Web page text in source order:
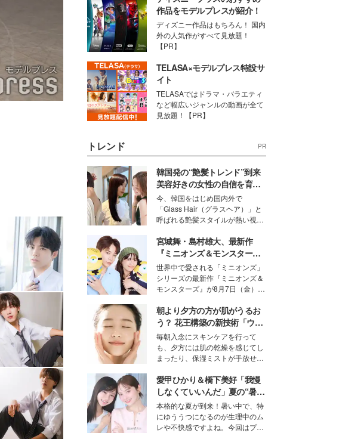
作品をモデルプレスが紹介！
ディズニー作品はもちろん！ 国内
外の人気作がすべて見放題！
【PR】
TELASA×モデルプレス特設サ
イト
TELASAではドラマ・バラエティ
など幅広いジャンルの動画が全て
見放題！【PR】
トレンド PR
韓国発の“艶髪トレンド”到来
美容好きの女性の自信を育む
「ヘアケア事情」って？
今、韓国をはじめ国内外で
「Glass Hair（グラスヘア）」と
呼ばれる艶髪スタイルが熱い視線
ションの完成度を高めるベースと
して、“髪そのものの美しさ”に改
めて注目する人が増えている様
子。今回は、そんな憧れの艶やか
な髪を日常で叶える、美容好きの
女性たちのヘアケア事情を紹介し
ます。
宮城舞・島村雄大、最新作
『ミニオンズ＆モンスター
ズ』の魅力熱弁 ハチャメチャ
だけじゃない“友情と絆”に感
動
世界中で愛される「ミニオンズ」
シリーズの最新作『ミニオンズ＆
モンスターズ』が8月7日（金）に
ニオン好き”という共通点を持つモ
デルの宮城舞と島村雄大の特別対
談をお届け！それぞれの視点か
ら、今作ならではの魅力や予想外
の感動をもたらす奥深いストーリ
ーについて熱く語り合ってもらっ
た。
朝より夕方の方が肌がうるお
う？ 花王構築の新技術「ウォ
ーターキャプチャリングスキ
ン（捕水肌）」がスキンケア
の常識を変える予感
毎朝入念にスキンケアを行って
も、夕方には肌の乾燥を感じてし
まったり、保湿ミストが手放せな
な美容の常識を大きく変える可能
性を秘めた、革新的な「Water
Capturing Skin（ウォーターキャ
プチャリングスキン：捕水肌）」
技術を、花王が構築した。
愛甲ひかり＆橋下美好「我慢
しなくていいんだ」夏の“暑さ
対策”の新しい選択肢とは？
本格的な夏が到来！暑い中で、特
にゆううつになるのが生理中のム
レや不快感ですよね。今回はプラ